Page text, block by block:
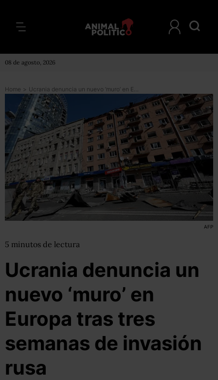
08 de agosto, 2026
Home > Ucrania denuncia un nuevo ‘muro’ en Europa tras tres semanas de invasión rusa
AFP
5 minutos de lectura
Ucrania denuncia un
nuevo ‘muro’ en
Europa tras tres
semanas de invasión
rusa